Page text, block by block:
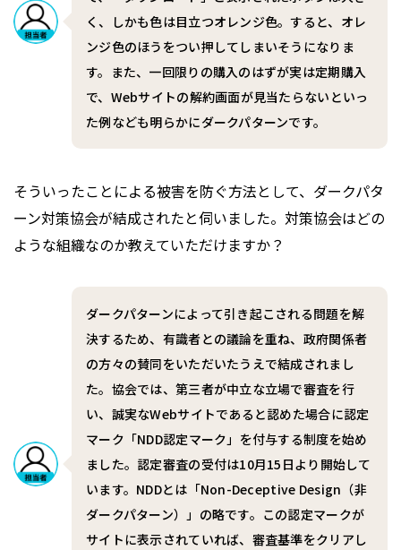
く、しかも色は目立つオレンジ色。すると、オレ
ンジ色のほうをつい押してしまいそうになりま
す。また、一回限りの購入のはずが実は定期購入
で、Webサイトの解約画面が見当たらないといっ
た例なども明らかにダークパターンです。
――そういったことによる被害を防ぐ方法として、ダークパタ
ーン対策協会が結成されたと伺いました。対策協会はどの
ような組織なのか教えていただけますか？
ダークパターンによって引き起こされる問題を解
決するため、有識者との議論を重ね、政府関係者
の方々の賛同をいただいたうえで結成されまし
た。協会では、第三者が中立な立場で審査を行
い、誠実なWebサイトであると認めた場合に認定
マーク「NDD認定マーク」を付与する制度を始め
ました。認定審査の受付は10月15日より開始して
います。NDDとは「Non-Deceptive Design（非
ダークパターン）」の略です。この認定マークが
サイトに表示されていれば、審査基準をクリアし